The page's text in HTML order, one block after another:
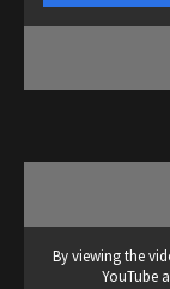
By viewing the
YouTube